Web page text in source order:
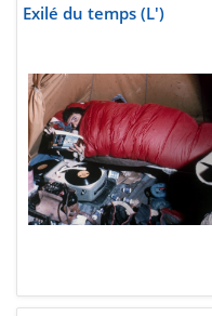
Exilé du temps (L')